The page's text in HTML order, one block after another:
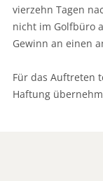
vierzehn Tagen
nicht im Golfbüro
Gewinn an einen
Für das Auftreten
Haftung